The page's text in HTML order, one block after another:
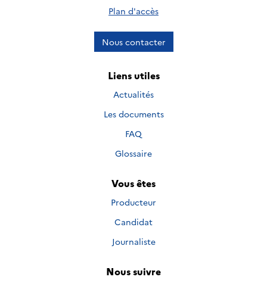
Plan d'accès
Nous contacter
Liens utiles
Actualités
Les documents
FAQ
Glossaire
Vous êtes
Producteur
Candidat
Journaliste
Nous suivre